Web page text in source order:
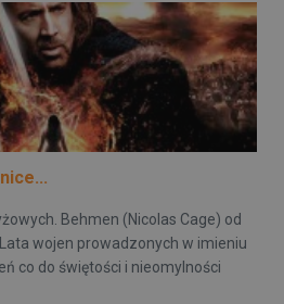
Behmen (Nicolas Cage) od
wojen prowadzonych w imieniu
co do świętości i nieomylności